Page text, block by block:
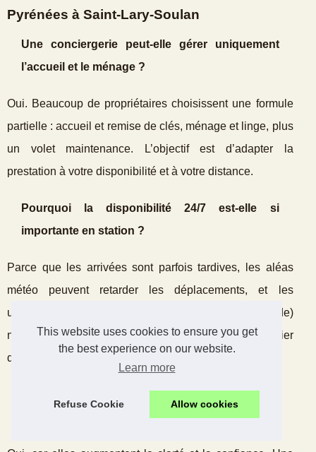
This website uses cookies to ensure you get
the best experience on our website.
Learn more
Refuse Cookie Allow cookies
Pyrénées à Saint‑Lary‑Soulan
Une conciergerie peut‑elle gérer uniquement
l’accueil et le ménage ?
Oui. Beaucoup de propriétaires choisissent une formule
partielle : accueil et remise de clés, ménage et linge, plus
un volet maintenance. L’objectif est d’adapter la
prestation à votre disponibilité et à votre distance.
Pourquoi la disponibilité 24/7 est‑elle si
importante en station ?
Parce que les arrivées sont parfois tardives, les aléas
météo peuvent retarder les déplacements, et les
urgences techniques (chauffage, accès, eau chaude)
nécessitent une réponse immédiate. Le 24/7 est un pilier
de l’expérience et des avis.
Les photos professionnelles sont‑elles vraiment